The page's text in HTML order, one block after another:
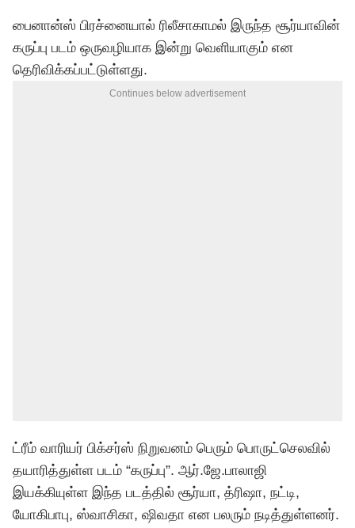
பைனான்ஸ் பிரச்னையால் ரிலீசாகாமல் இருந்த சூர்யாவின்
கருப்பு படம் ஒருவழியாக இன்று வெளியாகும் என
தெரிவிக்கப்பட்டுள்ளது.
Continues below advertisement
ட்ரீம் வாரியர் பிக்சர்ஸ் நிறுவனம் பெரும் பொருட்செலவில்
தயாரித்துள்ள படம் “கருப்பு”. ஆர்.ஜே.பாலாஜி
இயக்கியுள்ள இந்த படத்தில் சூர்யா, த்ரிஷா, நட்டி,
யோகிபாபு, ஸ்வாசிகா, ஷிவதா என பலரும் நடித்துள்ளனர்.